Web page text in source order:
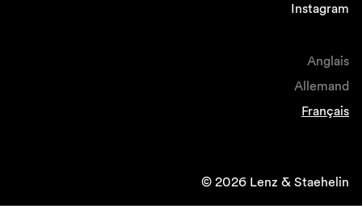
Instagram
Anglais
Allemand
Français
© 2026 Lenz & Staehelin